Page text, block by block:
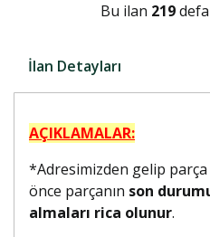
Bu ilan 219
İlan Detayları
AÇIKLAMALAR:
*Adresimizden gelip parça
önce parçanın son
almaları rica olunur.